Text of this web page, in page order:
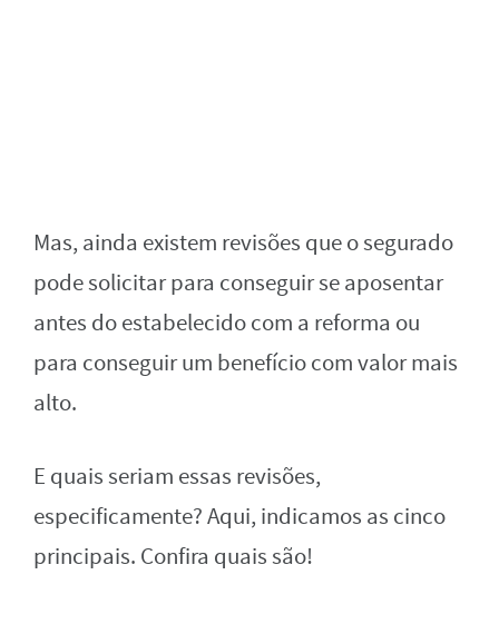
Mas, ainda existem revisões que o segurado
pode solicitar para conseguir se aposentar
antes do estabelecido com a reforma ou
para conseguir um benefício com valor mais
alto.
E quais seriam essas revisões,
especificamente? Aqui, indicamos as cinco
principais. Confira quais são!